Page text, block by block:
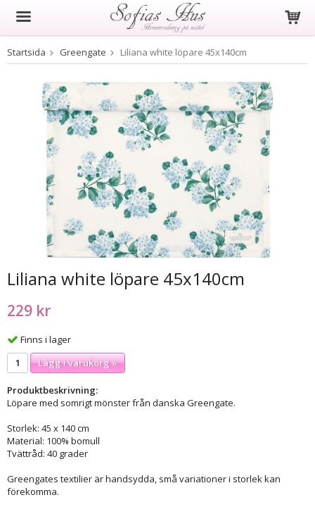
Produkten har blivit tillagd i varukorgen
Startsida Greengate Liliana white löpare 45x140cm
Liliana white löpare 45x140cm
229 kr
Finns i lager
Lägg i varukorg »
Produktbeskrivning:
Löpare med somrigt mönster från danska Greengate.
Storlek: 45 x 140 cm
Material: 100% bomull
Tvättråd: 40 grader
Greengates textilier är handsydda, små variationer i storlek kan
förekomma.